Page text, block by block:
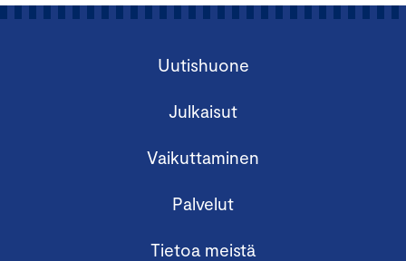
Uutishuone
Julkaisut
Vaikuttaminen
Palvelut
Tietoa meistä